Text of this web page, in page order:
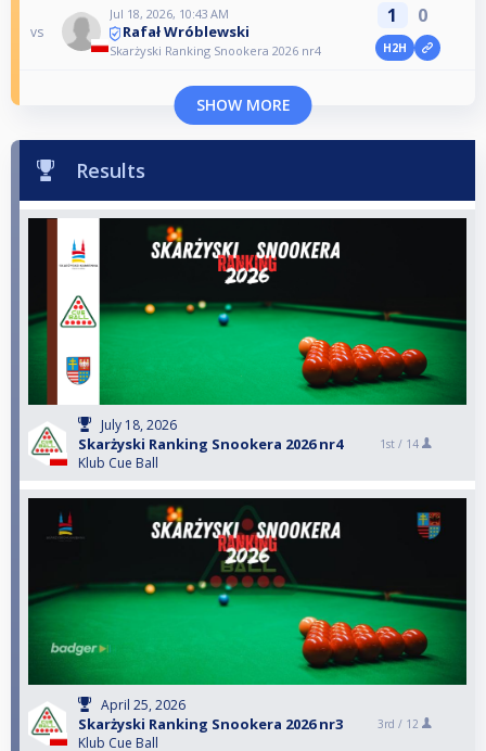
vs
Jul 18, 2026, 10:43 AM
Rafał Wróblewski
Skarżyski Ranking Snookera 2026 nr4
1 0
H2H
SHOW MORE
Results
July 18, 2026
Skarżyski Ranking Snookera 2026 nr4
Klub Cue Ball
1st / 14
April 25, 2026
Skarżyski Ranking Snookera 2026 nr3
Klub Cue Ball
3rd / 12